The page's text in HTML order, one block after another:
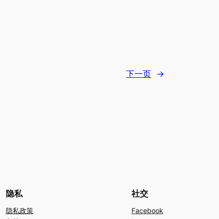
下一页 →
隐私
隐私政策
社交
Facebook